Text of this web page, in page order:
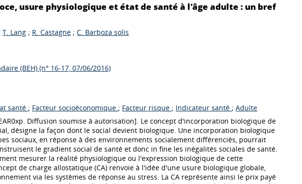
usure physiologique et état de santé à l'âge adulte : un bref
T. Lang ; R. Castagne ;C. Barboza solis
(BEH) (n° 16-17, 07/06/2016)
santé ; Facteur socioéconomique ; Facteur risque ; Indicateur santé ; Adulte
Diffusion soumise à autorisation]. Le concept d'incorporation biologique de
désigne la façon dont le social devient biologique. Une incorporation biologique
sociaux, en réponse à des environnements socialement différenciés, pourrait
le gradient social de santé et donc in fine les inégalités sociales de santé.
mesurer la réalité physiologique ou l'expression biologique de cette
de charge allostatique (CA) renvoie à l'idée d'une usure biologique globale,
via les systèmes de réponse au stress. La CA représente ainsi le prix payé